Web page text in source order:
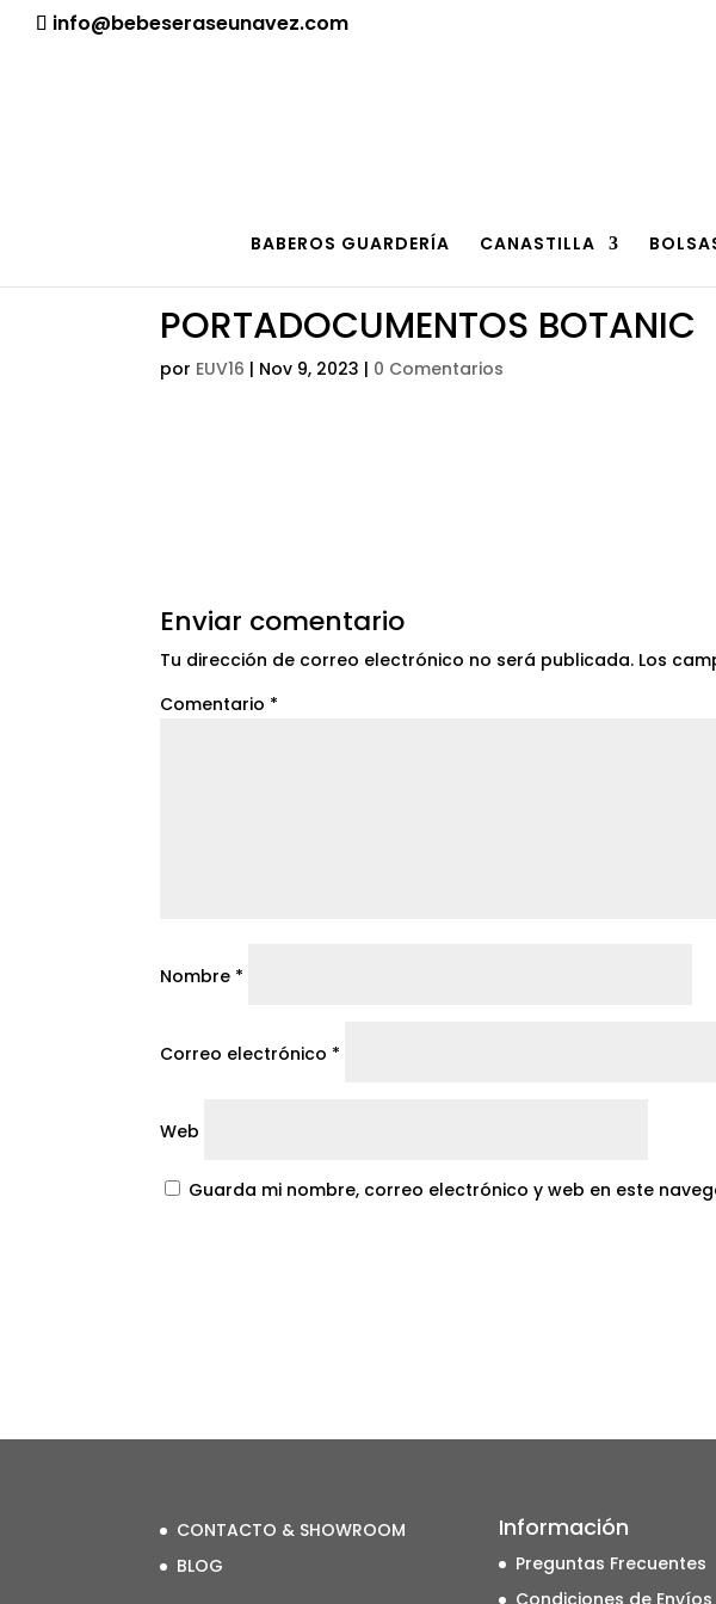
¡Aviso importante para tod@s! Si necesitan más información
info@bebeseraseunavez.com
BABEROS GUARDERÍA CANASTILLA
PORTADOCUMENTOS BOTANIC
por EUV16 | Nov 9, 2023 | 0 Comentarios
Enviar comentario
Tu dirección de correo electrónico no será publicada. Los
Comentario *
Nombre *
Correo electrónico *
Web
Guarda mi nombre, correo electrónico y web en este
CONTACTO & SHOWROOM
BLOG
Información
Preguntas Frecuentes
Condiciones de Envíos